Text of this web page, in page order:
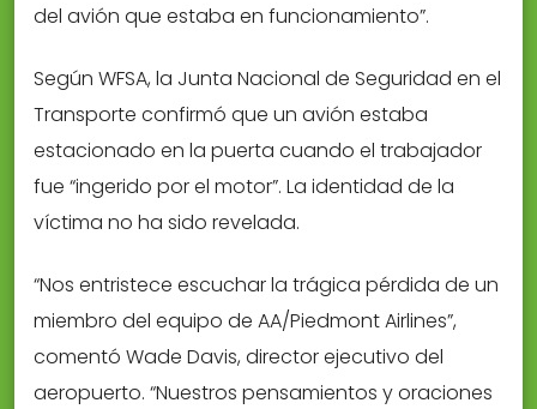
del avión que estaba en funcionamiento”.
Según WFSA, la Junta Nacional de Seguridad en el
Transporte confirmó que un avión estaba
estacionado en la puerta cuando el trabajador
fue “ingerido por el motor”. La identidad de la
víctima no ha sido revelada.
“Nos entristece escuchar la trágica pérdida de un
miembro del equipo de AA/Piedmont Airlines”,
comentó Wade Davis, director ejecutivo del
aeropuerto. “Nuestros pensamientos y oraciones